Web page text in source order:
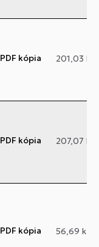
PDF kópia 201,03 kB
PDF kópia 207,07 kB
PDF kópia 56,69 kB